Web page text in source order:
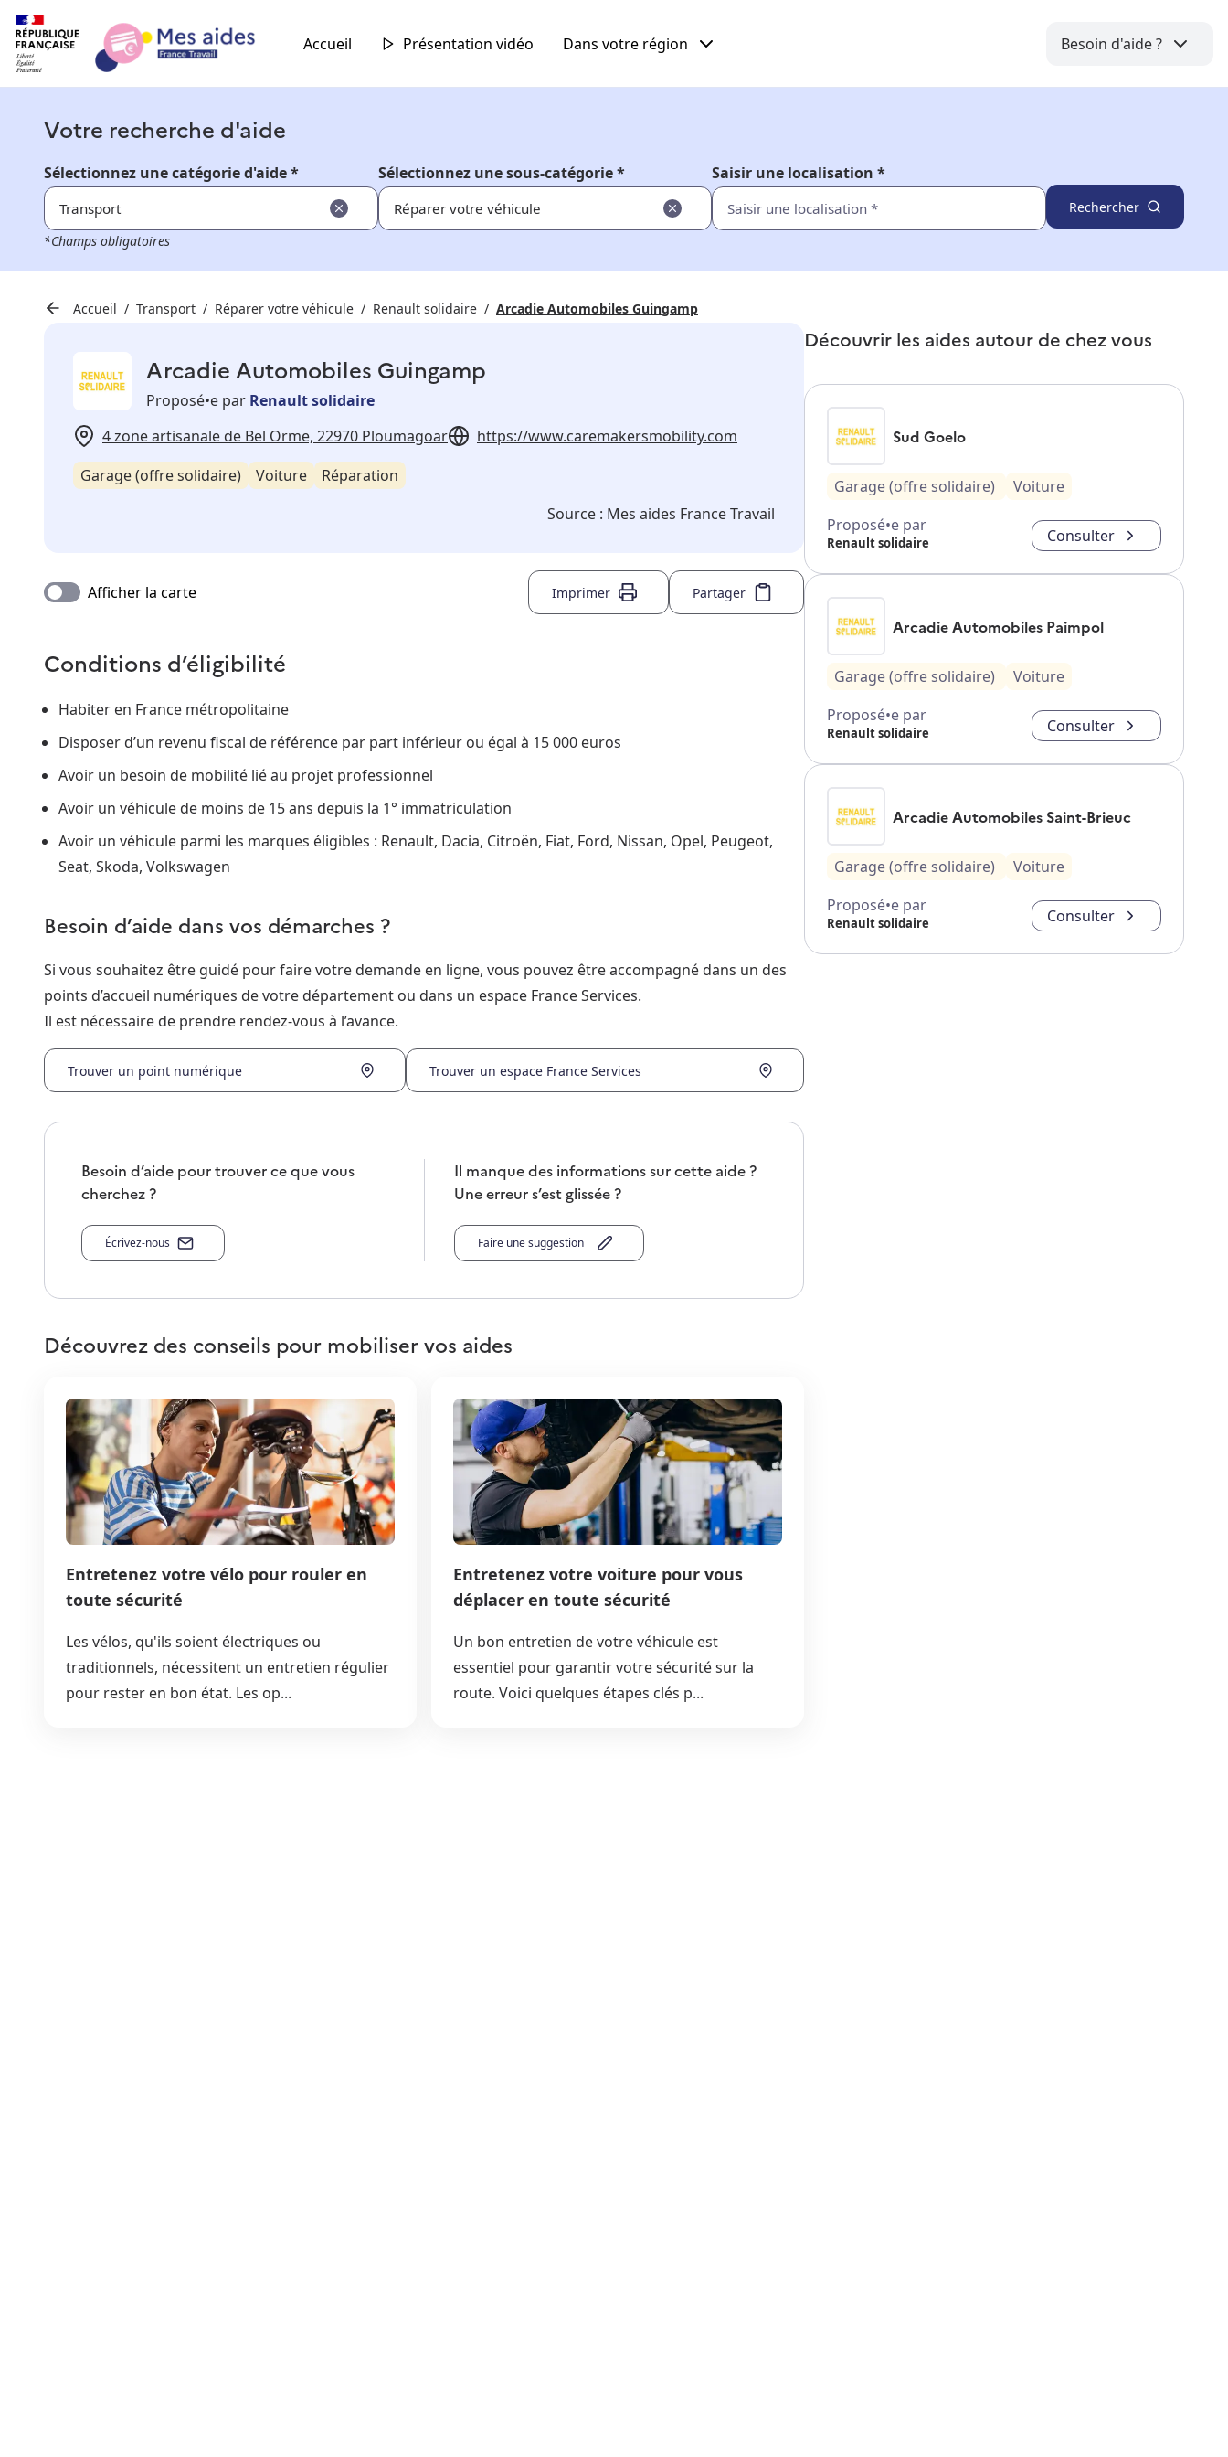
Accueil Présentation vidéo Dans votre région Besoin d'aide ?
Votre recherche d'aide
Sélectionnez une catégorie d'aide *
Transport
Sélectionnez une sous-catégorie *
Réparer votre véhicule
Saisir une localisation *
Rechercher
*Champs obligatoires
Accueil Transport Réparer votre véhicule Renault solidaire Arcadie Automobiles Guingamp
Arcadie Automobiles Guingamp
Proposé•e par Renault solidaire
4 zone artisanale de Bel Orme, 22970 Ploumagoar
https://www.caremakersmobility.com
Garage (offre solidaire)
Voiture
Réparation
Source : Mes aides France Travail
Afficher la carte Imprimer Partager
Conditions d’éligibilité
Habiter en France métropolitaine
Disposer d’un revenu fiscal de référence par part inférieur ou égal à 15 000 euros
Avoir un besoin de mobilité lié au projet professionnel
Avoir un véhicule de moins de 15 ans depuis la 1° immatriculation
Avoir un véhicule parmi les marques éligibles : Renault, Dacia, Citroën, Fiat, Ford, Nissan, Opel, Peugeot,
Seat, Skoda, Volkswagen
Besoin d’aide dans vos démarches ?
Si vous souhaitez être guidé pour faire votre demande en ligne, vous pouvez être accompagné dans un des
points d’accueil numériques de votre département ou dans un espace France Services.
Il est nécessaire de prendre rendez-vous à l’avance.
Trouver un point numérique Trouver un espace France Services
Besoin d’aide pour trouver ce que vous
cherchez ?
Écrivez-nous
Il manque des informations sur cette aide ?
Une erreur s’est glissée ?
Faire une suggestion
Découvrez des conseils pour mobiliser vos aides
Entretenez votre vélo pour rouler en
toute sécurité
Les vélos, qu'ils soient électriques ou
traditionnels, nécessitent un entretien régulier
pour rester en bon état. Les op...
Entretenez votre voiture pour vous
déplacer en toute sécurité
Un bon entretien de votre véhicule est
essentiel pour garantir votre sécurité sur la
route. Voici quelques étapes clés p...
Découvrir les aides autour de chez vous
Sud Goelo
Garage (offre solidaire)
Voiture
Proposé•e par
Renault solidaire Consulter
Arcadie Automobiles Paimpol
Garage (offre solidaire)
Voiture
Proposé•e par
Renault solidaire Consulter
Arcadie Automobiles Saint-Brieuc
Garage (offre solidaire)
Voiture
Proposé•e par
Renault solidaire Consulter